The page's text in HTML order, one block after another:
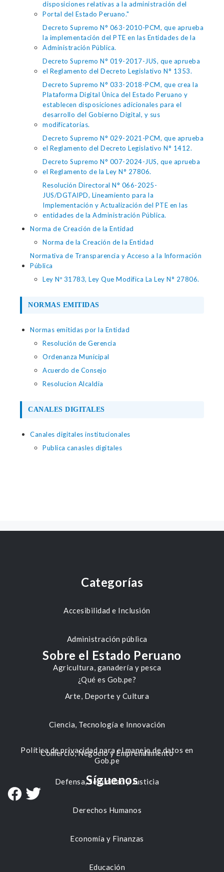
disposiciones relativas a la administración del
Portal del Estado Peruano."
Decreto Supremo N° 063-2010-PCM, que aprueba
la implementación del PTE en las Entidades de la
Administración Pública.
Decreto Supremo N° 019-2017-JUS, que aprueba
el Reglamento del Decreto Legislativo N° 1353.
Decreto Supremo N° 033-2018-PCM, que crea la
Plataforma Digital Única del Estado Peruano y
establecen disposiciones adicionales para el
desarrollo del Gobierno Digital, y sus
modificatorias.
Decreto Supremo N° 029-2021-PCM, que aprueba
el Reglamento del Decreto Legislativo N° 1412.
Decreto Supremo N° 007-2024-JUS, que aprueba
el Reglamento de la Ley N° 27806.
Resolución Directoral N° 066-2025-
JUS/DGTAIPD, Lineamiento para la
Implementación y Actualización del PTE en las
entidades de la Administración Pública.
Norma de Creación de la Entidad
Norma de la Creación de la Entidad
Normativa de Transparencia y Acceso a la Información
Pública
Ley Nº 31783, Ley Que Modifica La Ley N° 27806.
NORMAS EMITIDAS
Normas emitidas por la Entidad
Resolución de Gerencia
Ordenanza Municipal
Acuerdo de Consejo
Resolucion Alcaldia
CANALES DIGITALES
Canales digitales institucionales
Publica canasles digitales
Categorías
Accesibilidad e Inclusión
Administración pública
Agricultura, ganadería y pesca
Arte, Deporte y Cultura
Ciencia, Tecnología e Innovación
Comercio, Negocio y Emprendimiento
Defensa, Seguridad y Justicia
Derechos Humanos
Economía y Finanzas
Educación
Sobre el Estado Peruano
¿Qué es Gob.pe?
Política de privacidad para el manejo de datos en
Gob.pe
Síguenos